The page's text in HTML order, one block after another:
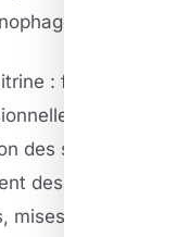
: faible
des stocks,
des
à jour de